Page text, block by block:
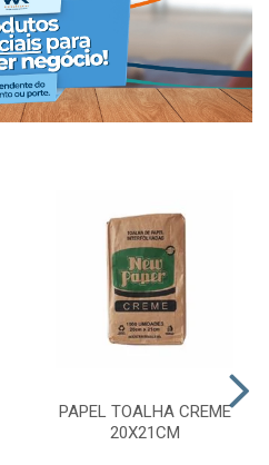
PAPEL TOALHA CREME
20X21CM